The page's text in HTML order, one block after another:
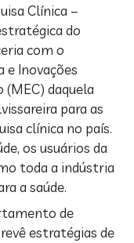
Clínica –
do
com o
e Inovações
(MEC) daquela
para as
clínica no país.
os usuários da
toda a indústria
a saúde.
de
estratégias de